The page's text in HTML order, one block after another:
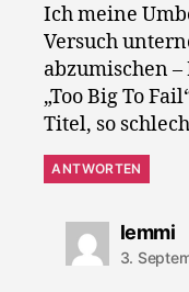
Ich meine
Versuch
abzumischen –
„Too Big To
Titel, so
ANTWORTEN
lemmi
3.